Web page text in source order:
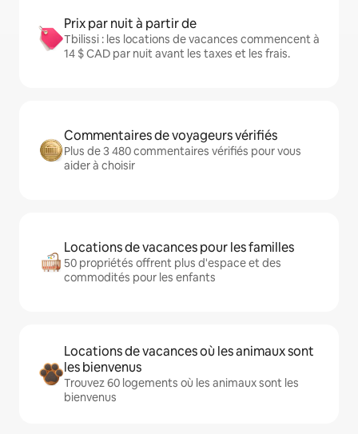
Prix par nuit à partir de
Tbilissi : les locations de vacances commencent à
14 $ CAD par nuit avant les taxes et les frais.
Commentaires de voyageurs vérifiés
Plus de 3 480 commentaires vérifiés pour vous
aider à choisir
Locations de vacances pour les familles
50 propriétés offrent plus d'espace et des
commodités pour les enfants
Locations de vacances où les animaux sont
les bienvenus
Trouvez 60 logements où les animaux sont les
bienvenus